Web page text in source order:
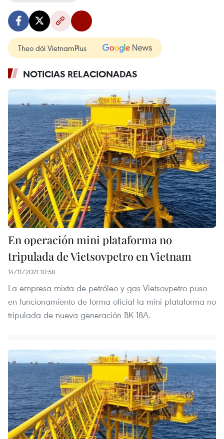
Theo dõi VietnamPlus
NOTICIAS RELACIONADAS
En operación mini plataforma no
tripulada de Vietsovpetro en Vietnam
14/11/2021 10:58
La empresa mixta de petróleo y gas Vietsovpetro puso
en funcionamiento de forma oficial la mini plataforma no
tripulada de nueva generación BK-18A.